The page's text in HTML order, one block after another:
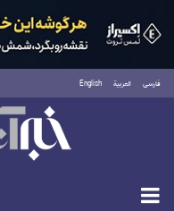
فارسی العربية English
پنجشنبه ۱۵ مرداد ۱۴۰۵